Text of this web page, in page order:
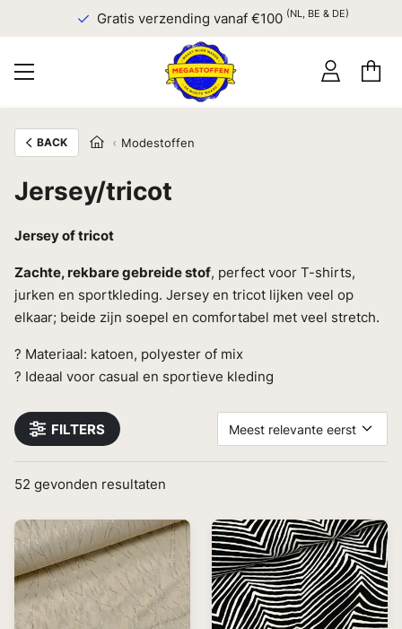
Gratis verzending vanaf €100 (NL, BE & DE)
BACK Modestoffen
Jersey/tricot
Jersey of tricot
Zachte, rekbare gebreide stof, perfect voor T-shirts,
jurken en sportkleding. Jersey en tricot lijken veel op
elkaar; beide zijn soepel en comfortabel met veel stretch.
? Materiaal: katoen, polyester of mix
? Ideaal voor casual en sportieve kleding
FILTERS Meest relevante eerst
52 gevonden resultaten